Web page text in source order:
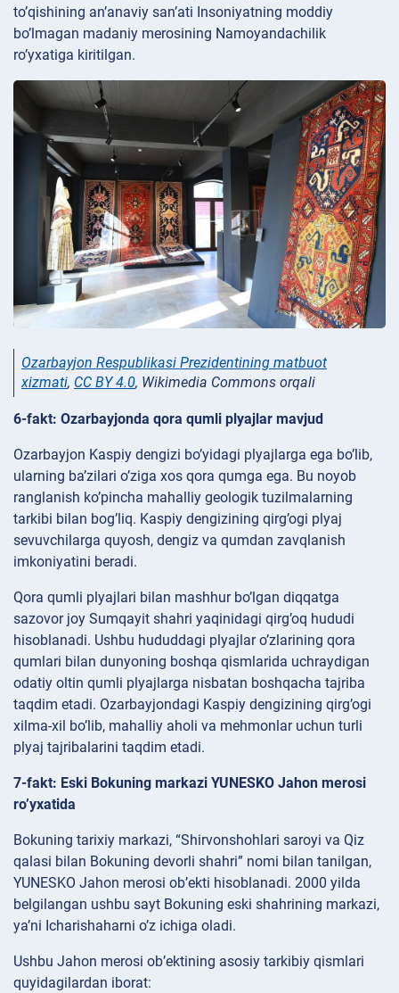
to’qishining an’anaviy san’ati Insoniyatning moddiy
bo’lmagan madaniy merosining Namoyandachilik
ro’yxatiga kiritilgan.
Ozarbayjon Respublikasi Prezidentining matbuot
xizmati, CC BY 4.0, Wikimedia Commons orqali
6-fakt: Ozarbayjonda qora qumli plyajlar mavjud
Ozarbayjon Kaspiy dengizi bo’yidagi plyajlarga ega bo’lib,
ularning ba’zilari o’ziga xos qora qumga ega. Bu noyob
ranglanish ko’pincha mahalliy geologik tuzilmalarning
tarkibi bilan bog’liq. Kaspiy dengizining qirg’ogi plyaj
sevuvchilarga quyosh, dengiz va qumdan zavqlanish
imkoniyatini beradi.
Qora qumli plyajlari bilan mashhur bo’lgan diqqatga
sazovor joy Sumqayit shahri yaqinidagi qirg’oq hududi
hisoblanadi. Ushbu hududdagi plyajlar o’zlarining qora
qumlari bilan dunyoning boshqa qismlarida uchraydigan
odatiy oltin qumli plyajlarga nisbatan boshqacha tajriba
taqdim etadi. Ozarbayjondagi Kaspiy dengizining qirg’ogi
xilma-xil bo’lib, mahalliy aholi va mehmonlar uchun turli
plyaj tajribalarini taqdim etadi.
7-fakt: Eski Bokuning markazi YUNESKO Jahon merosi
ro’yxatida
Bokuning tarixiy markazi, “Shirvonshohlari saroyi va Qiz
qalasi bilan Bokuning devorli shahri” nomi bilan tanilgan,
YUNESKO Jahon merosi ob’ekti hisoblanadi. 2000 yilda
belgilangan ushbu sayt Bokuning eski shahrining markazi,
ya’ni Icharishaharni o’z ichiga oladi.
Ushbu Jahon merosi ob’ektining asosiy tarkibiy qismlari
quyidagilardan iborat: